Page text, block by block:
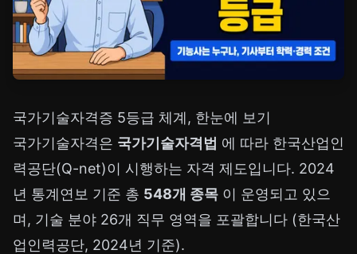
국가기술자격증 5등급 체계, 한눈에 보기
국가기술자격은 국가기술자격법 에 따라 한국산업인
력공단(Q-net)이 시행하는 자격 제도입니다. 2024
년 통계연보 기준 총 548개 종목 이 운영되고 있으
며, 기술 분야 26개 직무 영역을 포괄합니다 (한국산
업인력공단, 2024년 기준).